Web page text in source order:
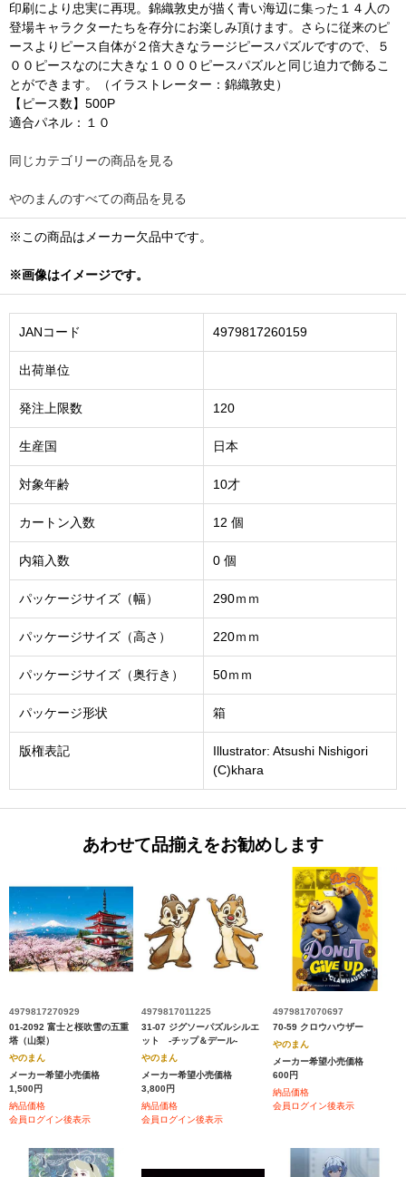
印刷により忠実に再現。錦織敦史が描く青い海辺に集った１４人の
登場キャラクターたちを存分にお楽しみ頂けます。さらに従来のピ
ースよりピース自体が２倍大きなラージピースパズルですので、５
００ピースなのに大きな１０００ピースパズルと同じ迫力で飾るこ
とができます。（イラストレーター：錦織敦史）
【ピース数】500P
適合パネル：１０
同じカテゴリーの商品を見る
やのまんのすべての商品を見る
※この商品はメーカー欠品中です。
※画像はイメージです。
JANコード 4979817260159
出荷単位
発注上限数 120
生産国 日本
対象年齢 10才
カートン入数 12 個
内箱入数 0 個
パッケージサイズ（幅） 290ｍｍ
パッケージサイズ（高さ） 220ｍｍ
パッケージサイズ（奥行き） 50ｍｍ
パッケージ形状 箱
版権表記
Illustrator: Atsushi Nishigori
(C)khara
あわせて品揃えをお勧めします
4979817270929
01-2092 富士と桜吹雪の五重
塔（山梨）
やのまん
メーカー希望小売価格
1,500円
納品価格
会員ログイン後表示
4979817011225
31-07 ジグソーパズルシルエ
ット ‐チップ＆デール‐
やのまん
メーカー希望小売価格
3,800円
納品価格
会員ログイン後表示
4979817070697
70-59 クロウハウザー
やのまん
メーカー希望小売価格
600円
納品価格
会員ログイン後表示